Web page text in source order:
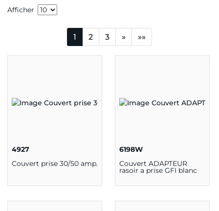
Afficher
1 2 3 » »»
4927
Couvert prise 30/50 amp.
6198W
Couvert ADAPTEUR
rasoir a prise GFI blanc